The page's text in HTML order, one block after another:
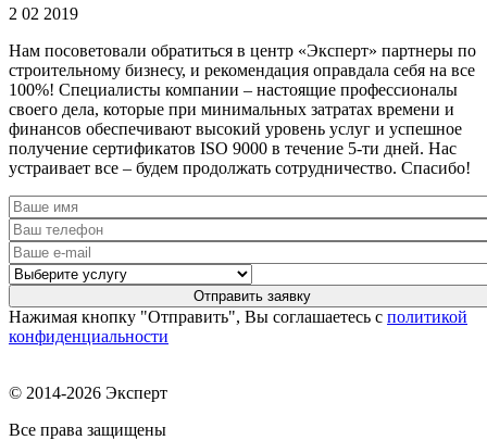
2 02 2019
Нам посоветовали обратиться в центр «Эксперт» партнеры по
строительному бизнесу, и рекомендация оправдала себя на все
100%! Специалисты компании – настоящие профессионалы
своего дела, которые при минимальных затратах времени и
финансов обеспечивают высокий уровень услуг и успешное
получение сертификатов ISO 9000 в течение 5-ти дней. Нас
устраивает все – будем продолжать сотрудничество. Спасибо!
Нажимая кнопку "Отправить", Вы соглашаетесь с политикой
конфиденциальности
© 2014-2026 Эксперт
Все права защищены